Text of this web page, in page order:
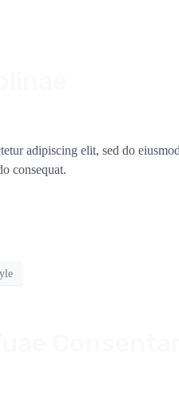
adipiscing elit, sed do
consequat.